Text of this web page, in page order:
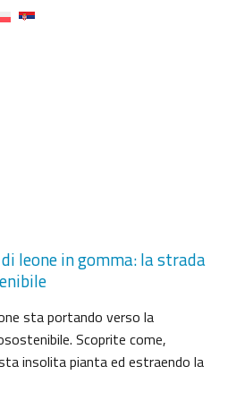
leone in gomma: la strada
sta portando verso la
Scoprite come,
insolita pianta ed estraendo la